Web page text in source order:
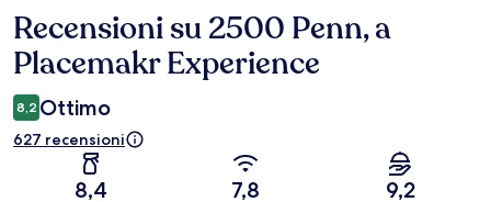
Recensioni
Recensioni su 2500 Penn, a
Placemakr Experience
8,2 Ottimo
627 recensioni
8,4 7,8 9,2